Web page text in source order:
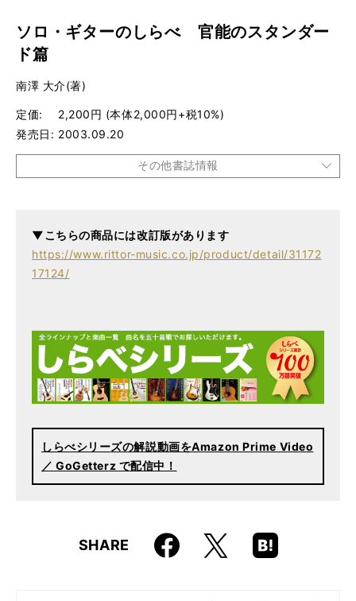
ソロ・ギターのしらべ 官能のスタンダー
ド篇
南澤 大介(著)
定価
2,200円 (本体2,000円+税10%)
発売日
2003.09.20
その他書誌情報
仕様 菊倍判 / 88ページ / CD付き
ISBN
▼こちらの商品には改訂版があります
https://www.rittor-music.co.jp/product/detail/31172
17124/
しらべシリーズの解説動画をAmazon Prime Video
／ GoGetterz で配信中！
SHARE Faceboo
k
X
Hatena
Boo